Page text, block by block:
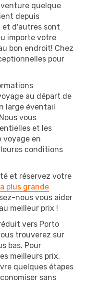
quelque
depuis
et d'autres sont
importe votre
bon endroit! Chez
pour
au départ de
large éventail
vous
et les
voyage en
conditions
et réservez votre
plus grande
nous vous aider
meilleur prix !
vers Porto
trouverez sur
bas. Pour
meilleurs prix,
quelques étapes
sans